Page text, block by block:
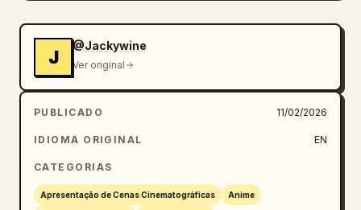
J
@Jackywine
Ver original
PUBLICADO 11/02/2026
IDIOMA ORIGINAL EN
CATEGORIAS
Apresentação de Cenas Cinematográficas Anime